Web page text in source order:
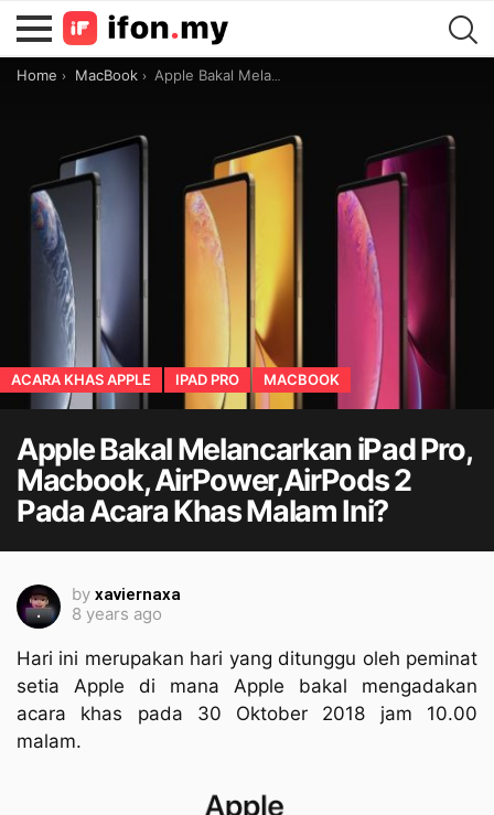
You are here:
Home MacBook Apple Bakal Melancarkan iPad Pro, Macbook, AirPower,AirPods 2 Pada Acara Khas Malam Ini?
ACARA KHAS APPLE IPAD PRO MACBOOK
Apple Bakal Melancarkan iPad Pro,
Macbook, AirPower,AirPods 2
Pada Acara Khas Malam Ini?
by xaviernaxa
8 years ago
Hari ini merupakan hari yang ditunggu oleh peminat
setia Apple di mana Apple bakal mengadakan
acara khas pada 30 Oktober 2018 jam 10.00
malam.